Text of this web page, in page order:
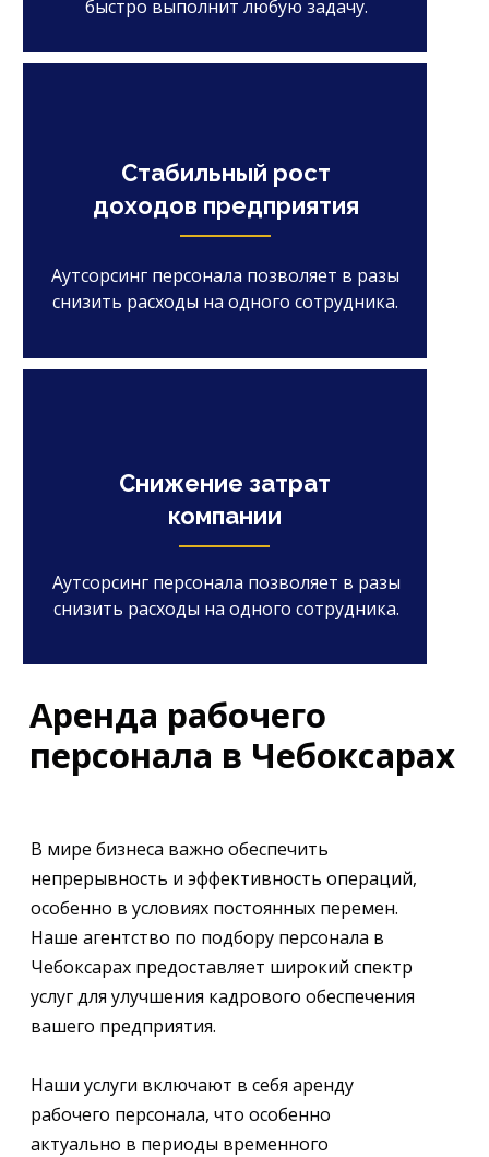
Снижение затрат
компании
Аутсорсинг персонала позволяет в разы
снизить расходы на одного сотрудника.
быстро выполнит любую задачу.
Стабильный рост
доходов предприятия
Аутсорсинг персонала позволяет в разы
снизить расходы на одного сотрудника.
В мире бизнеса важно обеспечить
непрерывность и эффективность операций,
особенно в условиях постоянных перемен.
Наше агентство по подбору персонала в
Чебоксарах предоставляет широкий спектр
услуг для улучшения кадрового обеспечения
вашего предприятия.
Наши услуги включают в себя аренду
рабочего персонала, что особенно
актуально в периоды временного
Аренда рабочего
персонала в Чебоксарах